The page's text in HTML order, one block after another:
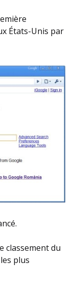
États-Unis par
classement du
plus